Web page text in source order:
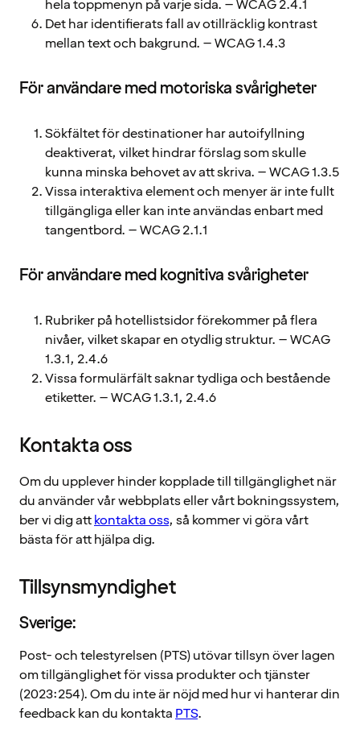
hela toppmenyn på varje sida. – WCAG 2.4.1
Det har identifierats fall av otillräcklig kontrast
mellan text och bakgrund. – WCAG 1.4.3
För användare med motoriska svårigheter
Sökfältet för destinationer har autoifyllning
deaktiverat, vilket hindrar förslag som skulle
kunna minska behovet av att skriva. – WCAG 1.3.5
Vissa interaktiva element och menyer är inte fullt
tillgängliga eller kan inte användas enbart med
tangentbord. – WCAG 2.1.1
För användare med kognitiva svårigheter
Rubriker på hotellistsidor förekommer på flera
nivåer, vilket skapar en otydlig struktur. – WCAG
1.3.1, 2.4.6
Vissa formulärfält saknar tydliga och bestående
etiketter. – WCAG 1.3.1, 2.4.6
Kontakta oss
Om du upplever hinder kopplade till tillgänglighet när
du använder vår webbplats eller vårt bokningssystem,
ber vi dig attkontakta oss, så kommer vi göra vårt
bästa för att hjälpa dig.
Tillsynsmyndighet
Sverige:
Post- och telestyrelsen (PTS) utövar tillsyn över lagen
om tillgänglighet för vissa produkter och tjänster
(2023:254). Om du inte är nöjd med hur vi hanterar din
feedback kan du kontakta PTS.